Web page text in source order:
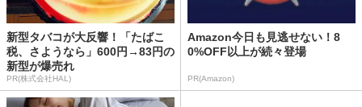
新型タバコが大反響！「たばこ
税、さようなら」600円→83円の
新型が爆売れ
PR(株式会社HAL)
Amazon今日も見逃せない！8
0%OFF以上が続々登場
PR(Amazon)